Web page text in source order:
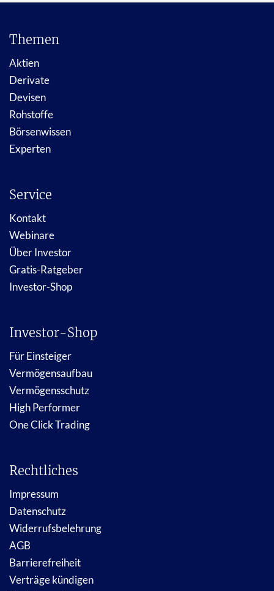
Themen
Aktien
Derivate
Devisen
Rohstoffe
Börsenwissen
Experten
Service
Kontakt
Webinare
Über Investor
Gratis-Ratgeber
Investor-Shop
Investor-Shop
Für Einsteiger
Vermögensaufbau
Vermögensschutz
High Performer
One Click Trading
Rechtliches
Impressum
Datenschutz
Widerrufsbelehrung
AGB
Barrierefreiheit
Verträge kündigen